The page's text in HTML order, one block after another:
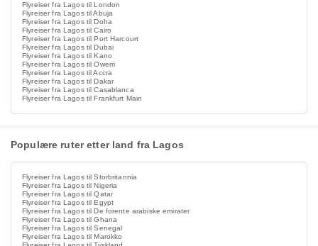
Flyreiser fra Lagos til London
Flyreiser fra Lagos til Abuja
Flyreiser fra Lagos til Doha
Flyreiser fra Lagos til Cairo
Flyreiser fra Lagos til Port Harcourt
Flyreiser fra Lagos til Dubai
Flyreiser fra Lagos til Kano
Flyreiser fra Lagos til Owerri
Flyreiser fra Lagos til Accra
Flyreiser fra Lagos til Dakar
Flyreiser fra Lagos til Casablanca
Flyreiser fra Lagos til Frankfurt Main
Populære ruter etter land fra Lagos
Flyreiser fra Lagos til Storbritannia
Flyreiser fra Lagos til Nigeria
Flyreiser fra Lagos til Qatar
Flyreiser fra Lagos til Egypt
Flyreiser fra Lagos til De forente arabiske emirater
Flyreiser fra Lagos til Ghana
Flyreiser fra Lagos til Senegal
Flyreiser fra Lagos til Marokko